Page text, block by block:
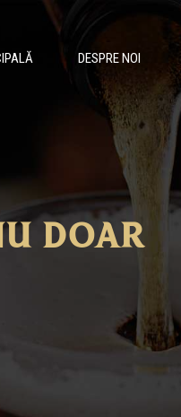
DESPRE NOI
DOAR